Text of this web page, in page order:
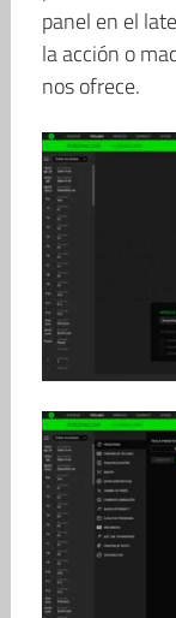
panel en el
la acción o
nos ofrece.